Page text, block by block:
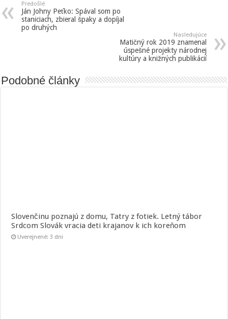
Predošlé
Ján Johny Peťko: Spával som po
staniciach, zbieral špaky a dopíjal
po druhých
Nasledujúce
Matičný rok 2019 znamenal
úspešné projekty národnej
kultúry a knižných publikácií
Podobné články
Slovenčinu poznajú z domu, Tatry z fotiek. Letný tábor
Srdcom Slovák vracia deti krajanov k ich koreňom
Uverejnené: 3 dni